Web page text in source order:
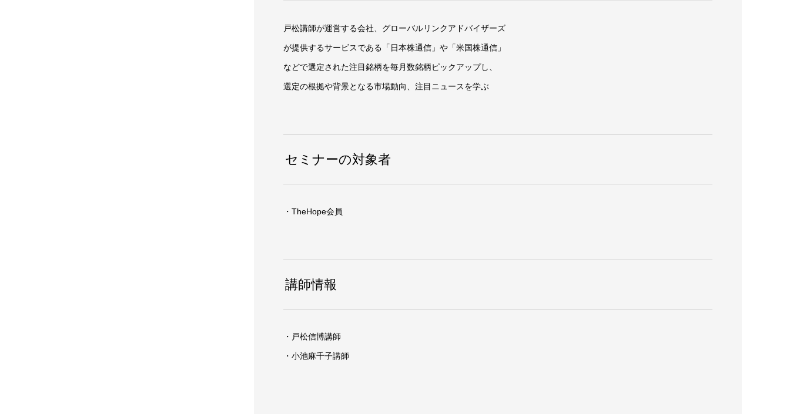
戸松講師が運営する会社、グローバルリンクアドバイザーズ
が提供するサービスである「日本株通信」や「米国株通信」
などで選定された注目銘柄を毎月数銘柄ピックアップし、
選定の根拠や背景となる市場動向、注目ニュースを学ぶ
セミナーの対象者
・TheHope会員
講師情報
・戸松信博講師
・小池麻千子講師